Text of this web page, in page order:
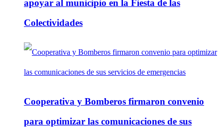
apoyar al municipio en la Fiesta de las
Colectividades
Cooperativa y Bomberos firmaron convenio
para optimizar las comunicaciones de sus